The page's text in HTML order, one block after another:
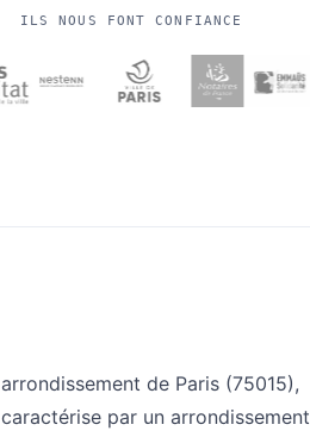
ILS NOUS FONT CONFIANCE
de Paris (75015),
par un arrondissement